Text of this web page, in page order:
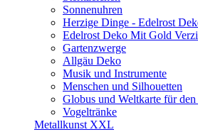
Sonnenuhren
Herzige Dinge - Edelrost
Edelrost Deko Mit Gold
Gartenzwerge
Allgäu Deko
Musik und Instrumente
Menschen und Silhouetten
Globus und Weltkarte für den
Vogeltränke
Metallkunst XXL